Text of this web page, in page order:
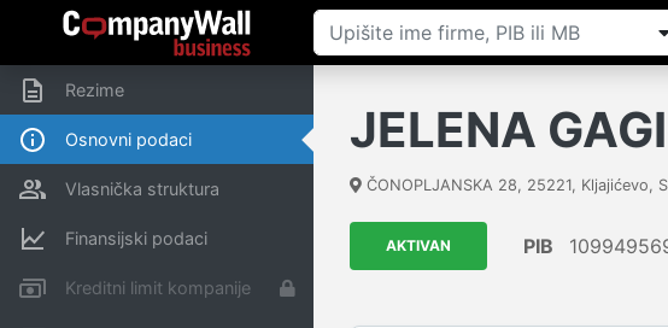
Rezime
Osnovni podaci
Vlasnička struktura
Finansijski podaci
Kreditni limit kompanije
JELENA
ČONOPLJANSKA 28, 25221, Kljajićevo,
AKTIVAN PIB